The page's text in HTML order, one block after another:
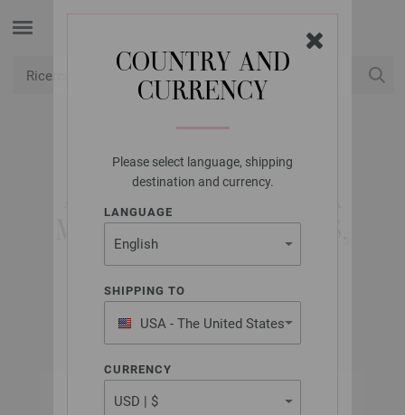
COUNTRY AND
CURRENCY
Please select language, shipping
destination and currency.
LANGUAGE
SHIPPING TO
USA - The United States
of America
CURRENCY
LANA GROSSA
AGO CIRCOLARE DA
MAGLIA OTTONE MIS,
3,5/80CM